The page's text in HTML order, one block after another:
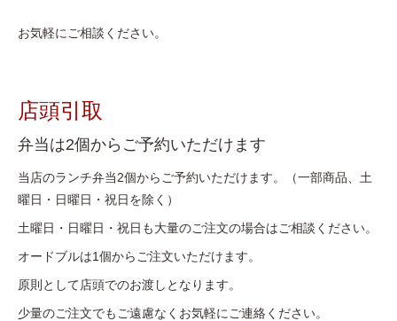
お気軽にご相談ください。
店頭引取
弁当は2個からご予約いただけます
当店のランチ弁当2個からご予約いただけます。（一部商品、土
曜日・日曜日・祝日を除く）
土曜日・日曜日・祝日も大量のご注文の場合はご相談ください。
オードブルは1個からご注文いただけます。
原則として店頭でのお渡しとなります。
少量のご注文でもご遠慮なくお気軽にご連絡ください。